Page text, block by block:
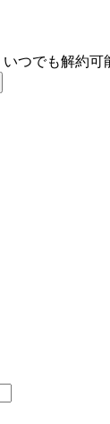
つでも解約可